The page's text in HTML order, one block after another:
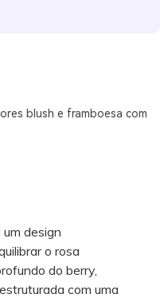
blush e framboesa com
design
o rosa
do berry,
com uma